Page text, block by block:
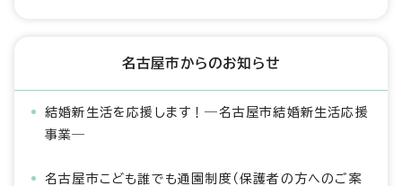
名古屋市からのお知らせ
結婚新生活を応援します！―名古屋市結婚新生活応援
事業―
名古屋市こども誰でも通園制度（保護者の方へのご案